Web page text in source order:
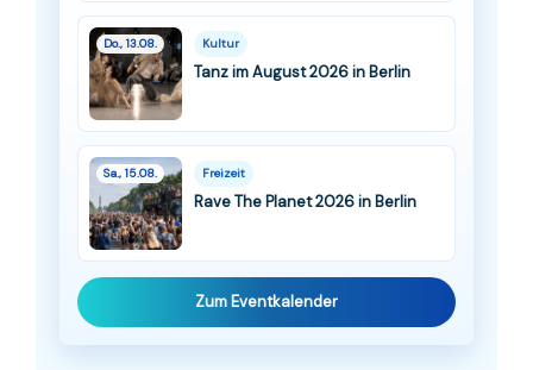
Do., 13.08. Kultur
Tanz im August 2026 in Berlin
Sa., 15.08. Freizeit
Rave The Planet 2026 in Berlin
Zum Eventkalender